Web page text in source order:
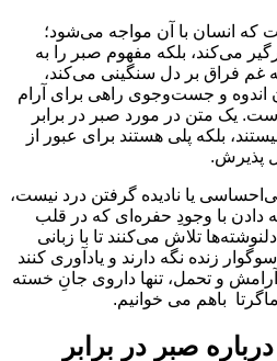
که انسان با آن مواجه می‌شود؛
می‌کند، بلکه مفهوم صبر را به
فراق بر دل سنگینی می‌کند،
اندوه و جست‌وجوی راهی برای آرام
یک متن در مورد صبر در برابر
بلکه پلی هستند برای عبور از
پذیرش.
یا نادیده گرفتن درد نیست،
دادن با وجودِ حفره‌ای که در قلب
تلاش می‌کنند تا با زبانی
زنده نگه دارند و یادآوری کنند
و تحمل، تنها داروی جانِ خسته
باهم می خوانیم.
صبر در برابر